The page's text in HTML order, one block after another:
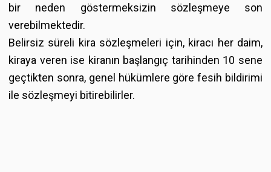
bir neden göstermeksizin sözleşmeye son
verebilmektedir.
Belirsiz süreli kira sözleşmeleri için, kiracı her daim,
kiraya veren ise kiranın başlangıç tarihinden 10 sene
geçtikten sonra, genel hükümlere göre fesih bildirimi
ile sözleşmeyi bitirebilirler.